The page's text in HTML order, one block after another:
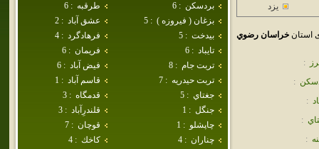
بردسكن :
6 طرقبه :
6
بزغان ( فيروزه ) :
5 عشق آباد :
2
بيدخت :
5 فرهادگرد :
4
تايباد :
6 فريمان :
6
تربت جام :
8 فيض آباد :
6
تربت حيدريه :
7 قاسم آباد :
1
جغتاي :
5 قدمگاه :
3
جنگل :
1 قلندرِآباد :
3
چاپشلو :
1 قوچان :
7
چناران :
4 كاخك :
4
يزد
استانخراسان رضوي
:
:
:
:
: